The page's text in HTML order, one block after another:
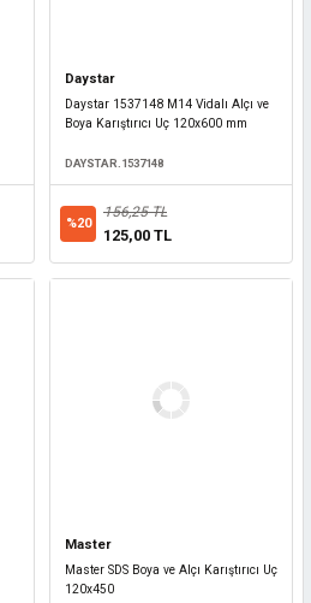
Daystar
Daystar 1537148 M14 Vidalı Alçı ve
Boya Karıştırıcı Uç 120x600 mm
DAYSTAR.1537148
%20
156,25 TL
125,00 TL
Master
Master SDS Boya ve Alçı Karıştırıcı Uç
120x450